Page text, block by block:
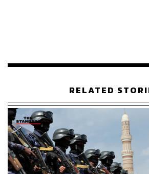
โดยปัจจุบัน จากสถานการณ์ที่ผ่านมา ก
ไปยังตะวันออกกลาง ลดลงอย่างมาก เหลื
ของปริมาณเดิม เนื่องจากท่าเรือหลักห
ทบ ทำให้ผู้ประกอบการจำเป็นต้องเปลี่ยน
ท่าเรืออื่นแทน
RELATED